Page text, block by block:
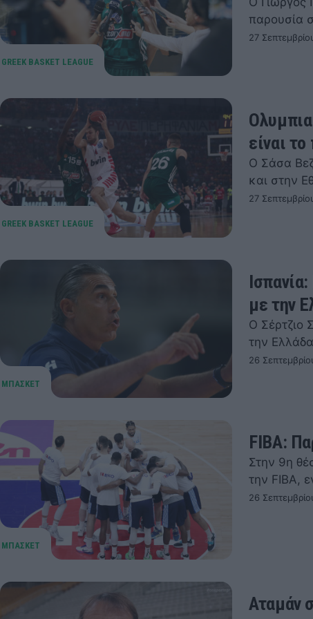
παρουσία
27
είναι
Ο Σάσα
και στην
27
με την
Ο Σέρτζιο
την
26
FIBA:
Στην 9η
την FIBA,
26
Αταμάν